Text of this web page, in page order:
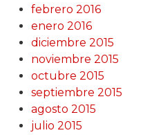
febrero 2016
enero 2016
diciembre 2015
noviembre 2015
octubre 2015
septiembre 2015
agosto 2015
julio 2015